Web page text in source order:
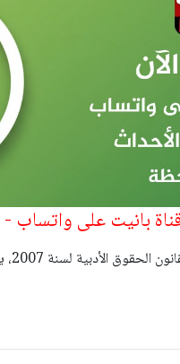
قناة بانيت على واتساب -